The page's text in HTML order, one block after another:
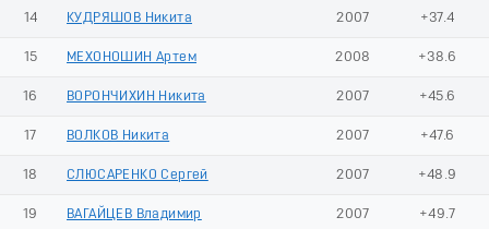
14 КУДРЯШОВ Никита 2007 +37.4
15 МЕХОНОШИН Артем 2008 +38.6
16 ВОРОНЧИХИН Никита 2007 +45.6
17 ВОЛКОВ Никита 2007 +47.6
18 СЛЮСАРЕНКО Сергей 2007 +48.9
19 ВАГАЙЦЕВ Владимир 2007 +49.7